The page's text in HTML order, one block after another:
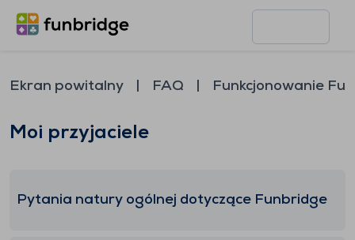
Ekran powitalny FAQ Funkcjonowanie
Moi przyjaciele
Pytania natury ogólnej dotyczące Funbridge